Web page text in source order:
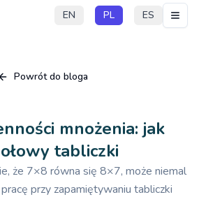
EN PL ES
Powrót do bloga
mnożenia: jak
tabliczki
że 7×8 równa się 8×7, może niemal
przy zapamiętywaniu tabliczki